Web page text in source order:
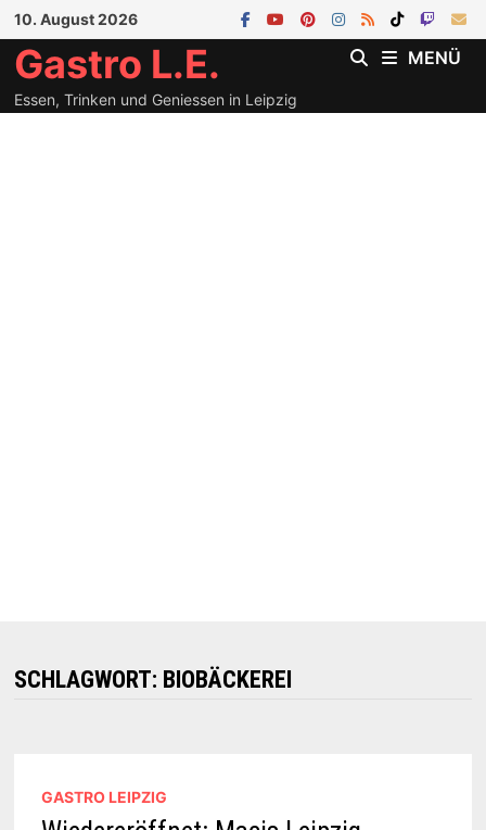
Zum
Inhalt
springen
10. August 2026
Gastro L.E.
Essen, Trinken und Geniessen in Leipzig
MENÜ
SCHLAGWORT: BIOBÄCKEREI
GASTRO LEIPZIG